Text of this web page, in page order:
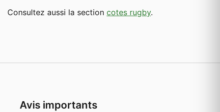
Consultez aussi la section cotes rugby.
Avis importants